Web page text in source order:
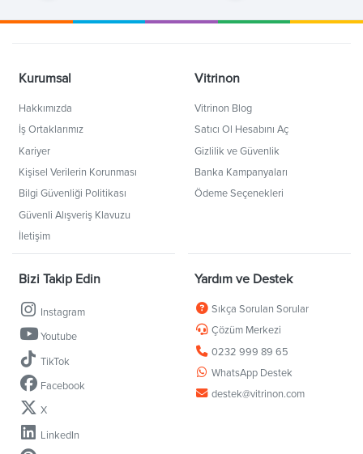
Kurumsal
Hakkımızda
İş Ortaklarımız
Kariyer
Kişisel Verilerin Korunması
Bilgi Güvenliği Politikası
Güvenli Alışveriş Klavuzu
İletişim
Vitrinon
Vitrinon Blog
Satıcı Ol Hesabını Aç
Gizlilik ve Güvenlik
Banka Kampanyaları
Ödeme Seçenekleri
Bizi Takip Edin
Instagram
Youtube
TikTok
Facebook
X
LinkedIn
Yardım ve Destek
Sıkça Sorulan Sorular
Çözüm Merkezi
0232 999 89 65
WhatsApp Destek
destek@vitrinon.com